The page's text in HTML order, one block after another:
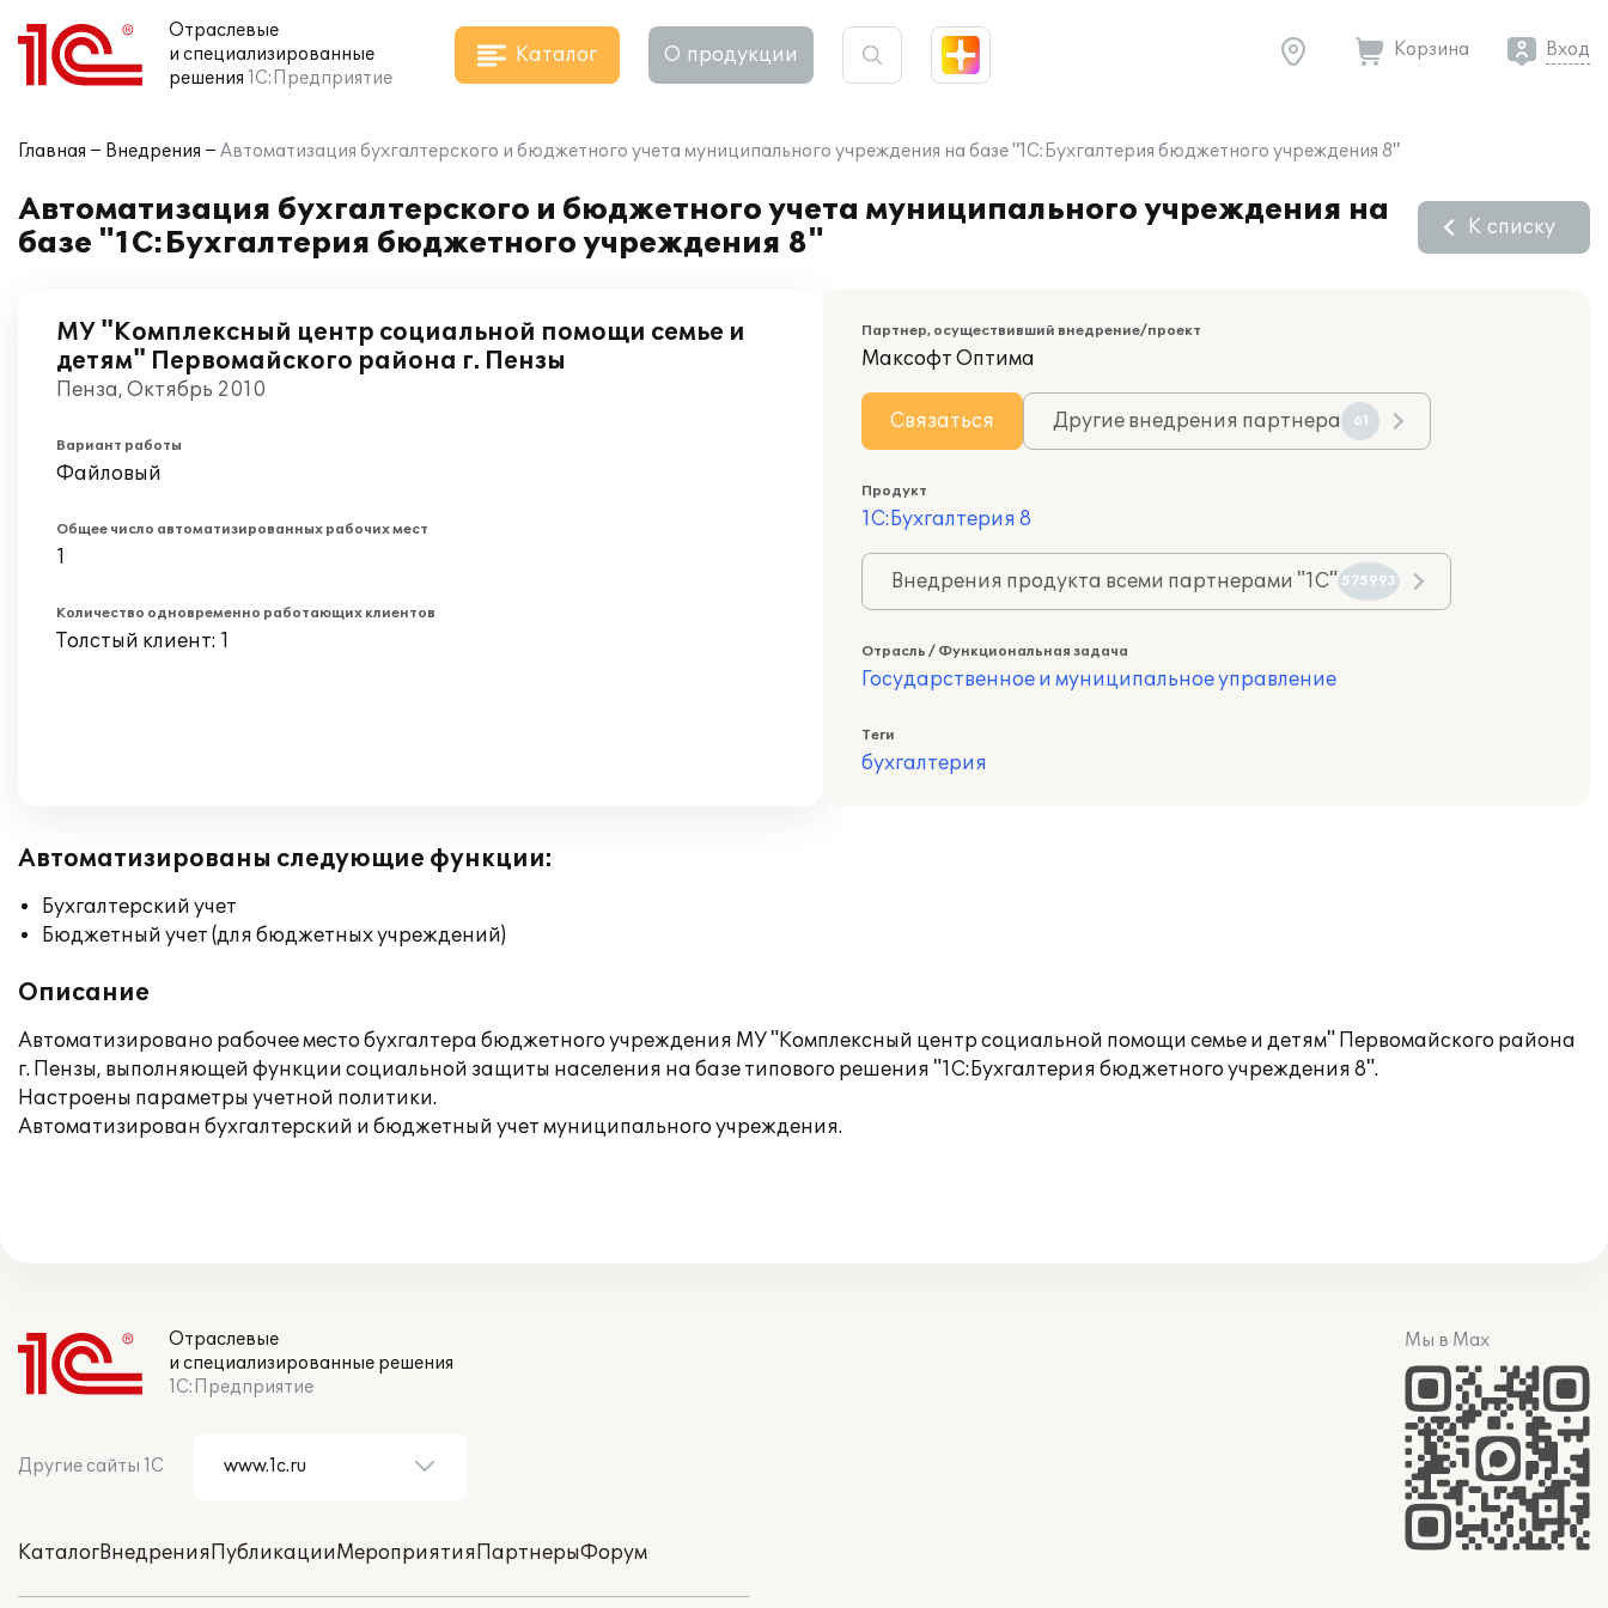
Отраслевые
и специализированные
решения 1С:Предприятие
Каталог О продукции Корзина Вход
Главная Внедрения Автоматизация бухгалтерского и бюджетного учета муниципального учреждения на базе "1С:Бухгалтерия бюджетного учреждения 8"
Автоматизация бухгалтерского и бюджетного учета муниципального учреждения на
базе "1С:Бухгалтерия бюджетного учреждения 8"
К списку
МУ "Комплексный центр социальной помощи семье и
детям" Первомайского района г. Пензы
Пенза, Октябрь 2010
Вариант работы
Файловый
Общее число автоматизированных рабочих мест
1
Количество одновременно работающих клиентов
Толстый клиент: 1
Партнер, осуществивший внедрение/проект
Максофт Оптима
Связаться Другие внедрения партнера 61
Продукт
1С:Бухгалтерия 8
Внедрения продукта всеми партнерами "1С" 575993
Отрасль / Функциональная задача
Государственное и муниципальное управление
Теги
бухгалтерия
Автоматизированы следующие функции:
Бухгалтерский учет
Бюджетный учет (для бюджетных учреждений)
Описание
Автоматизировано рабочее место бухгалтера бюджетного учреждения МУ "Комплексный центр социальной помощи семье и детям" Первомайского района
г. Пензы, выполняющей функции социальной защиты населения на базе типового решения "1С:Бухгалтерия бюджетного учреждения 8".
Настроены параметры учетной политики.
Автоматизирован бухгалтерский и бюджетный учет муниципального учреждения.
Отраслевые
и специализированные решения
1С:Предприятие
Другие сайты 1С
КаталогВнедренияПубликацииМероприятияПартнерыФорум
Мы в Max